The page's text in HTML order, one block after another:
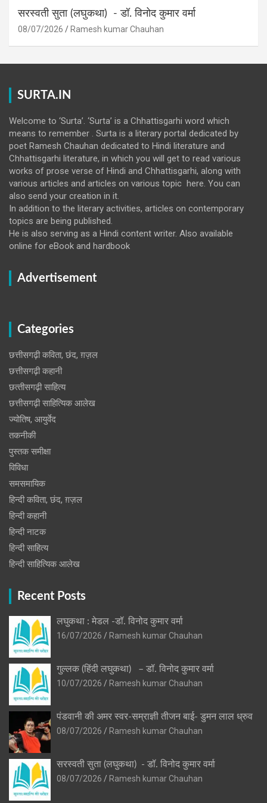
सरस्वती सुता (लघुकथा) ​- डॉ. विनोद कुमार वर्मा
08/07/2026 Ramesh kumar Chauhan
SURTA.IN
Welcome to ‘Surta’. ‘Surta’ is a Chhattisgarhi word which
means to remember . Surta is a literary portal dedicated by
poet Ramesh Chauhan dedicated to Hindi literature and
Chhattisgarhi literature, in which you will get to read various
works of prose verse of Hindi and Chhattisgarhi, along with
various articles and articles on various topic here. You can
also send your creation in it.
In addition to the literary activities, articles on contemporary
topics are being published.
He is also serving as a Hindi content writer. Also available
online for eBook and hardbook
Advertisement
Categories
छत्तीसगढ़ी कविता, छंद, ग़ज़ल
छत्तीसगढ़ी कहानी
छत्‍तीसगढ़ी साहित्‍य
छत्तीसगढ़ी साहित्यिक आलेख
ज्योतिष, आयुर्वेद
तकनीकी
पुस्‍तक समीक्षा
विविधा
समसमायिक
हिन्दी कविता, छंद, ग़ज़ल
हिन्दी कहानी
हिन्‍दी नाटक
हिन्दी साहित्य
हिन्दी साहित्यिक आलेख
Recent Posts
लघुकथा : मेडल -डॉ. विनोद कुमार वर्मा
16/07/2026
Ramesh kumar Chauhan
गुल्लक (हिंदी लघुकथा) – डॉ. विनोद कुमार वर्मा
10/07/2026
Ramesh kumar Chauhan
पंडवानी की अमर स्वर-सम्राज्ञी तीजन बाई- डुमन लाल ध्रुव
08/07/2026
Ramesh kumar Chauhan
सरस्वती सुता (लघुकथा) ​- डॉ. विनोद कुमार वर्मा
08/07/2026
Ramesh kumar Chauhan